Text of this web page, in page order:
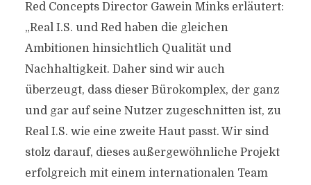
Red Concepts Director Gawein Minks erläutert:
„Real I.S. und Red haben die gleichen
Ambitionen hinsichtlich Qualität und
Nachhaltigkeit. Daher sind wir auch
überzeugt, dass dieser Bürokomplex, der ganz
und gar auf seine Nutzer zugeschnitten ist, zu
Real I.S. wie eine zweite Haut passt. Wir sind
stolz darauf, dieses außergewöhnliche Projekt
erfolgreich mit einem internationalen Team